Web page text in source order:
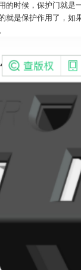
的时候，保护门就
就是保护作用了，